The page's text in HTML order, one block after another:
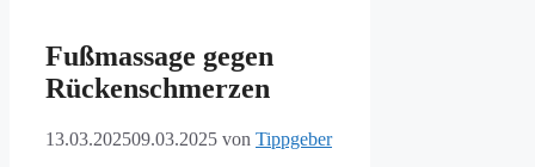
Fußmassage gegen
Rückenschmerzen
13.03.202509.03.2025 von Tippgeber